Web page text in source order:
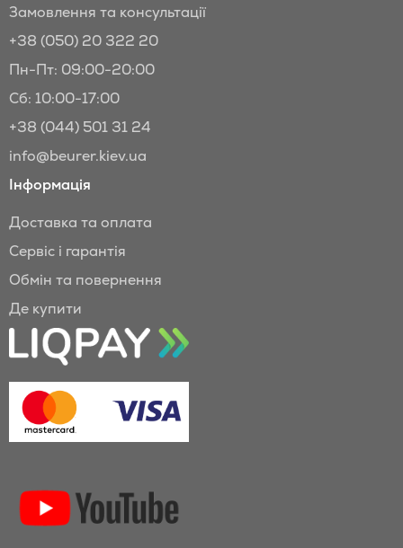
Замовлення та консультації
+38 (050) 20 322 20
Пн-Пт: 09:00-20:00
Сб: 10:00-17:00
+38 (044) 501 31 24
info@beurer.kiev.ua
Інформація
Доставка та оплата
Сервіс і гарантія
Обмін та повернення
Де купити